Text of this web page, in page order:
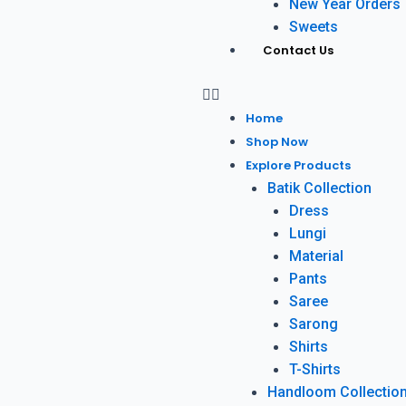
New Year Orders
Sweets
Contact Us
Home
Shop Now
Explore Products
Batik Collection
Dress
Lungi
Material
Pants
Saree
Sarong
Shirts
T-Shirts
Handloom